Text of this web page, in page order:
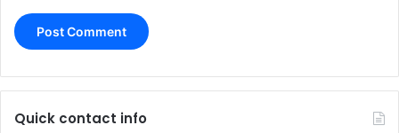
Quick contact info